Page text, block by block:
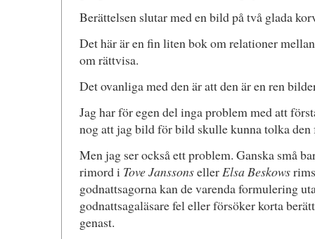
Berättelsen slutar med en bild på två glada
Det här är en fin liten bok om relationer
om rättvisa.
Det ovanliga med den är att den är en ren
Jag har för egen del inga problem med att
nog att jag bild för bild skulle kunna tolka den
Men jag ser också ett problem. Ganska små
rimord i Tove JanssonsellerElsa Beskows
godnattsagorna kan de varenda formulering
godnattsagaläsare fel eller försöker korta
genast.